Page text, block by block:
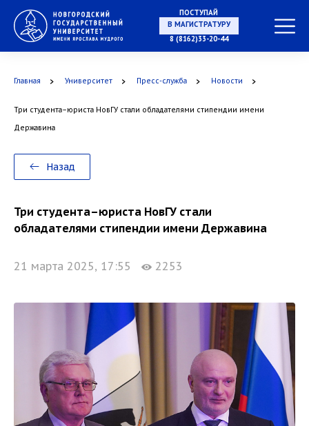
ПОСТУПАЙ
НА СПЕЦИАЛИТЕТ
В МАГИСТРАТУРУ
8 (8162)33-20-44
Главная Университет Пресс-служба Новости
Три студента–юриста НовГУ стали обладателями стипендии имени
Державина
Назад
Три студента–юриста НовГУ стали
обладателями стипендии имени Державина
21 марта 2025, 17:55 2253